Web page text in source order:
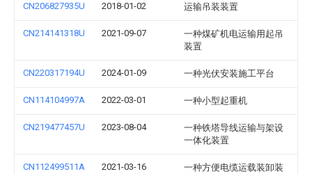
CN206827935U 2018-01-02 运输吊装装置
CN214141318U 2021-09-07
一种煤矿机电运输用起吊
装置
CN220317194U 2024-01-09 一种光伏安装施工平台
CN114104997A 2022-03-01 一种小型起重机
CN219477457U 2023-08-04
一种铁塔导线运输与架设
一体化装置
CN112499511A 2021-03-16
一种方便电缆运载装卸装